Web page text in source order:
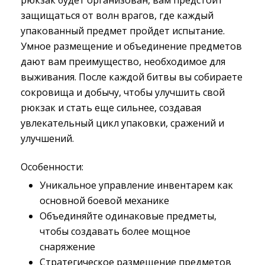
защищаться от волн врагов, где каждый
упакованный предмет пройдет испытание.
Умное размещение и объединение предметов
дают вам преимущество, необходимое для
выживания. После каждой битвы вы собираете
сокровища и добычу, чтобы улучшить свой
рюкзак и стать еще сильнее, создавая
увлекательный цикл упаковки, сражений и
улучшений.
Особенности:
Уникальное управление инвентарем как
основной боевой механике
Объединяйте одинаковые предметы,
чтобы создавать более мощное
снаряжение
Стратегическое размещение предметов